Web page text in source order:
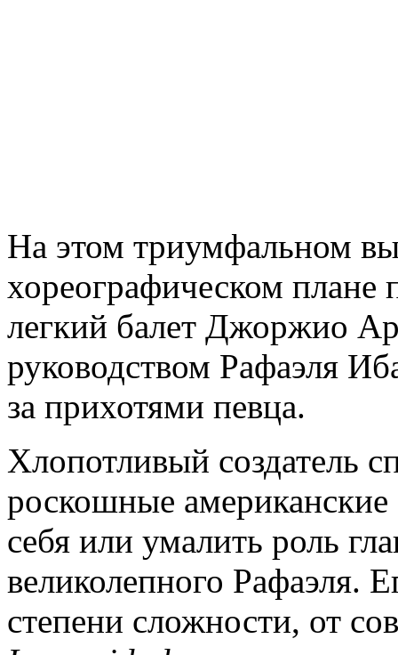
На этом триумфальном
хореографическом плане
легкий балет Джоржио
руководством Рафаэля
за прихотями певца.
Хлопотливый создатель
роскошные
себя или умалить роль
великолепного Рафаэля.
степени сложности, от